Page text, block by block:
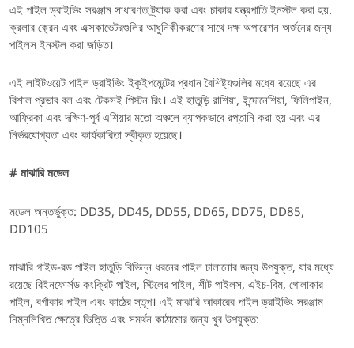
এই পাইল ড্রাইভিং সরঞ্জাম সাধারণত ট্র্যাক করা এবং চাকার যন্ত্রপাতি ইনস্টল করা হয়.
ক্রলার ক্রেন এবং এক্সকাভেটরগুলির আধুনিকীকরণের সাথে দক্ষ অপারেশন অর্জনের জন্য
পাইলস ইনস্টল করা জড়িত।
এই লাইটওয়েট পাইল ড্রাইভিং ইকুইপমেন্টের প্রধান বৈশিষ্ট্যগুলির মধ্যে রয়েছে এর
বিশাল প্রভাব বল এবং টেকসই পিস্টন রিং। এই হাতুড়ি রাশিয়া, ইন্দোনেশিয়া, ফিলিপাইন,
আফ্রিকা এবং দক্ষিণ-পূর্ব এশিয়ার মতো অঞ্চলে ব্যাপকভাবে রপ্তানি করা হয় এবং এর
নির্ভরযোগ্যতা এবং কার্যকারিতা স্বীকৃত হয়েছে।
# মাঝারি মডেল
মডেল অন্তর্ভুক্ত: DD35, DD45, DD55, DD65, DD75, DD85,
DD105
মাঝারি গাইড-রড পাইল হাতুড়ি বিভিন্ন ধরনের পাইল চালানোর জন্য উপযুক্ত, যার মধ্যে
রয়েছে রিইনফোর্সড কংক্রিট পাইল, স্টিলের পাইল, শীট পাইলস, এইচ-বিম, গোলাকার
পাইল, বর্গাকার পাইল এবং কাঠের স্তূপ। এই মাঝারি আকারের পাইল ড্রাইভিং সরঞ্জাম
নিম্নলিখিত ক্ষেত্রে ভিত্তি এবং সমর্থন কাঠামোর জন্য খুব উপযুক্ত: